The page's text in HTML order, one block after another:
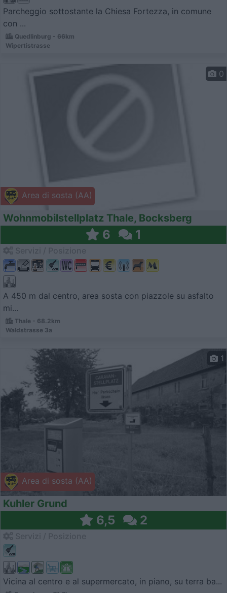
Parcheggio sottostante la Chiesa Fortezza, in comune
con ...
Quedlinburg - 66km
Wipertistrasse
Area di sosta (AA)
0
Wohnmobilstellplatz Thale, Bocksberg
6 1
A 450 m dal centro, area sosta con piazzole su asfalto
mi...
Thale - 68.2km
Waldstrasse 3a
Area di sosta (AA)
1
Kuhler Grund
6,5 2
Vicina al centro e al supermercato, in piano, su terra ba...